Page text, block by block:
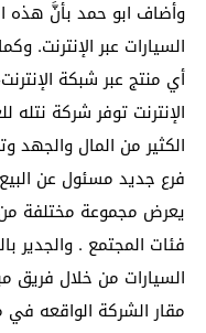
وأضاف ابو حمد بأنَّ هذه
السيارات عبر الإنترنت.
أي منتج عبر شبكة
الإنترنت توفر شركة نتله
الكثير من المال والجهد
فرع جديد مسئول عن
يعرض مجموعة مختلفة من
فئات المجتمع . والجدير
السيارات من خلال فريق
مقار الشركة الواقعه